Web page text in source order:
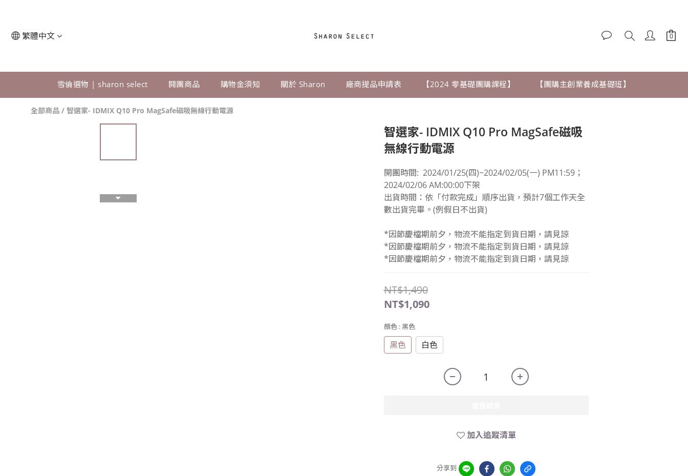
繁體中文
雪倫選物 | sharon select 開團商品 購物金須知 關於 Sharon 廠商提品申請表 【2024 零基礎團購課程】 【團購主創業養成基礎班】
全部商品 / 智選家- IDMIX Q10 Pro MagSafe磁吸無線行動電源
智選家- IDMIX Q10 Pro MagSafe磁吸
無線行動電源
開團時間:  2024/01/25(四)~2024/02/05(一) PM11:59；
2024/02/06 AM:00:00下架
出貨時間：依「付款完成」順序出貨，預計7個工作天全
數出貨完畢。(例假日不出貨)
*因節慶檔期前夕，物流不能指定到貨日期，請見諒
*因節慶檔期前夕，物流不能指定到貨日期，請見諒
*因節慶檔期前夕，物流不能指定到貨日期，請見諒
NT$1,490
NT$1,090
顏色 : 黑色
黑色 白色
加入追蹤清單
分享到